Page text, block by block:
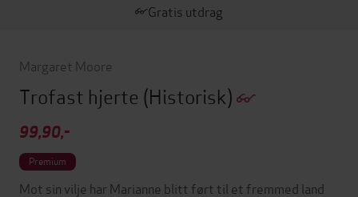
Gratis utdrag
Margaret Moore
Trofast hjerte (Historisk)
99,90,-
Premium
Mot sin vilje har Marianne blitt ført til et fremmed land